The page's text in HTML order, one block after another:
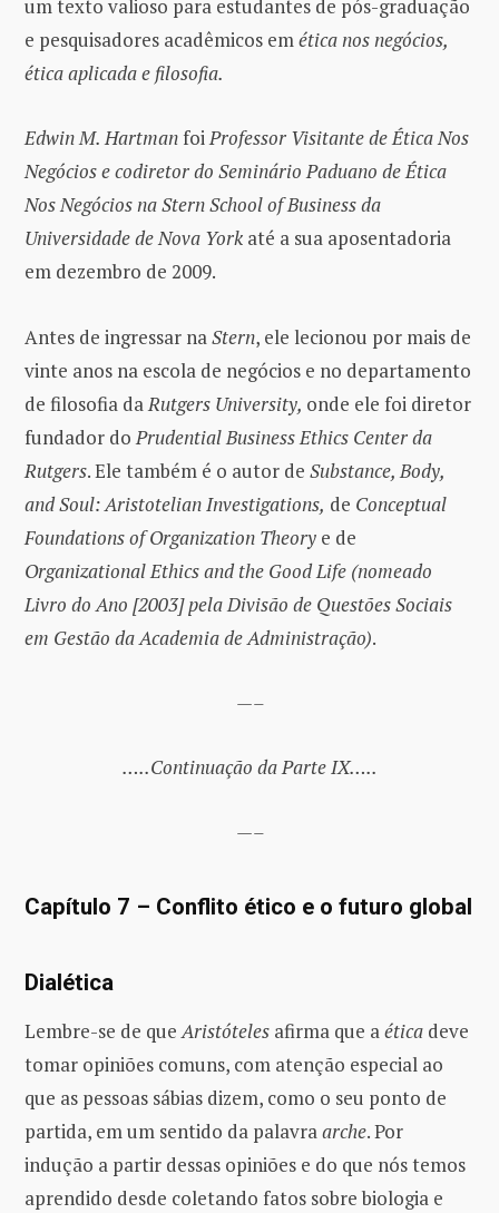
um texto valioso para estudantes de pós-graduação
e pesquisadores acadêmicos emética nos negócios,
ética aplicada e filosofia.
Edwin M. HartmanfoiProfessor Visitante de Ética Nos
Negócios e codiretor do Seminário Paduano de Ética
Nos Negócios na Stern School of Business da
Universidade de Nova York até a sua aposentadoria
em dezembro de 2009.
Antes de ingressar na Stern, ele lecionou por mais de
vinte anos na escola de negócios e no departamento
de filosofia da Rutgers University, onde ele foi diretor
fundador do Prudential Business Ethics Center da
Rutgers. Ele também é o autor de Substance, Body,
and Soul: Aristotelian Investigations, de Conceptual
Foundations of Organization Theory e de
Organizational Ethics and the Good Life (nomeado
Livro do Ano [2003] pela Divisão de Questões Sociais
em Gestão da Academia de Administração).
—–
…..Continuação da Parte IX…..
—–
Capítulo 7 – Conflito ético e o futuro global
Dialética
Lembre-se de queAristóteles afirma que aética deve
tomar opiniões comuns, com atenção especial ao
que as pessoas sábias dizem, como o seu ponto de
partida, em um sentido da palavraarche. Por
indução a partir dessas opiniões e do que nós temos
aprendido desde coletando fatos sobre biologia e